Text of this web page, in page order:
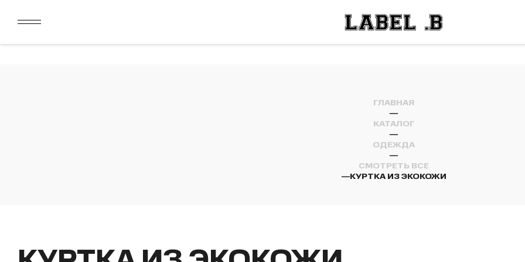
ДАРИМ 2000 БОНУСОВ ЗА СКАЧИВАНИЕ КАРТЫ ЛОЯЛЬНОСТИ
ГЛАВНАЯ
—
КАТАЛОГ
—
ОДЕЖДА
—
СМОТРЕТЬ ВСЕ
—КУРТКА ИЗ ЭКОКОЖИ